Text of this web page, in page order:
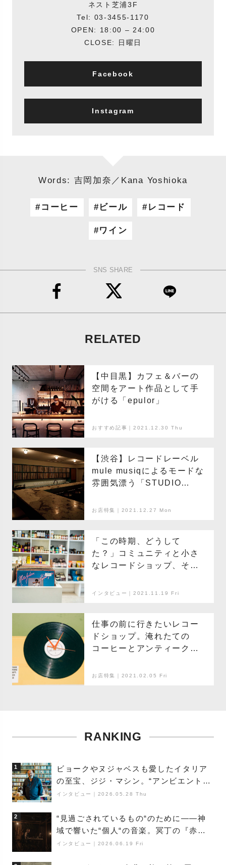
ネスト芝浦3F
Tel: 03-3455-1170
OPEN: 18:00 – 24:00
CLOSE: 日曜日
Facebook
Instagram
Words: 吉岡加奈／Kana Yoshioka
コーヒー ビール レコード
ワイン
SNS SHARE
RELATED
【中目黒】カフェ＆バーの
空間をアート作品として手
がける「epulor」
おすすめ記事｜2021.12.30 Thu
【渋谷】レコードレーベル
mule musiqによるモードな
雰囲気漂う「STUDIO
お店特集｜2021.12.27 Mon
「この時期、どうして
た？」コミュニティと小さ
なレコードショップ、それ
インタビュー｜2021.11.19 Fri
仕事の前に行きたいレコー
ドショップ。淹れたての
コーヒーとアンティークに
を覚ます
お店特集｜2021.02.05 Fri
RANKING
1
ビョークやヌジャベスも愛したイタリア
の至宝、ジジ・マシン。“アンビエントの
巨匠”が明かす創作の原点と、「動き」に
インタビュー 2026.05.28 Thu
2
“見過ごされているもの“のために――神
域で響いた“個人“の音楽。冥丁の『赤城
夜神楽』をレポート
インタビュー 2026.06.19 Fri